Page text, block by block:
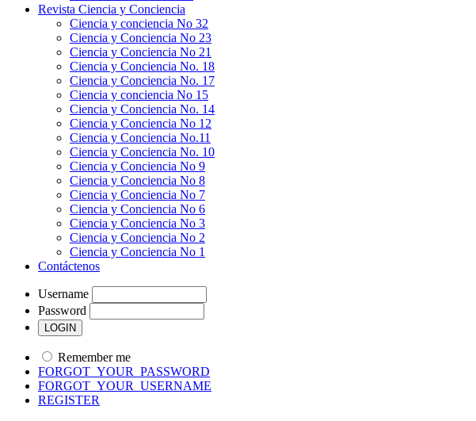
Revista Ciencia y Conciencia
Ciencia y conciencia No 32
Ciencia y Conciencia No 23
Ciencia y Conciencia No 21
Ciencia y Conciencia No. 18
Ciencia y Conciencia No. 17
Ciencia y conciencia No 15
Ciencia y Conciencia No. 14
Ciencia y Conciencia No 12
Ciencia y Conciencia No.11
Ciencia y Conciencia No. 10
Ciencia y Conciencia No 9
Ciencia y Conciencia No 8
Ciencia y Conciencia No 7
Ciencia y Conciencia No 6
Ciencia y Conciencia No 3
Ciencia y Conciencia No 2
Ciencia y Conciencia No 1
Contáctenos
Username
Password
Remember me
FORGOT_YOUR_PASSWORD
FORGOT_YOUR_USERNAME
REGISTER